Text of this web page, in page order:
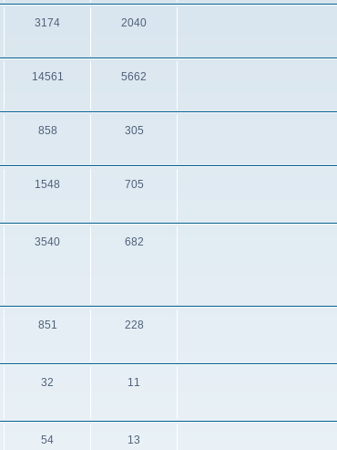
2040
3174
5662
14561
305
858
705
1548
682
3540
228
851
11
32
13
54